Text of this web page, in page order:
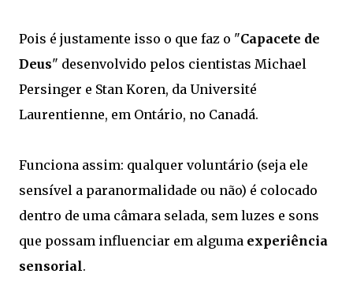
Pois é justamente isso o que faz o "Capacete de
Deus" desenvolvido pelos cientistas Michael
Persinger e Stan Koren, da Université
Laurentienne, em Ontário, no Canadá.
Funciona assim: qualquer voluntário (seja ele
sensível a paranormalidade ou não) é colocado
dentro de uma câmara selada, sem luzes e sons
que possam influenciar em alguma experiência
sensorial.